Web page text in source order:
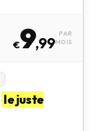
€9,99
PAR
MOIS
le juste